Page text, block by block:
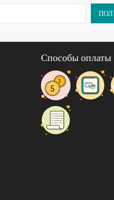
Способы оплаты